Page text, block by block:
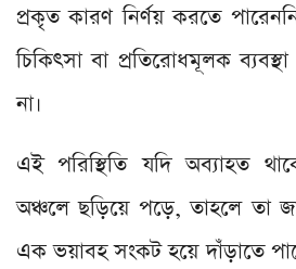
প্রকৃত কারণ নির্ণয় করতে
চিকিৎসা বা প্রতিরোধমূলক
না।
এই পরিস্থিতি যদি অব্যাহত
অঞ্চলে ছড়িয়ে পড়ে, তাহলে তা
এক ভয়াবহ সংকট হয়ে দাঁড়াতে